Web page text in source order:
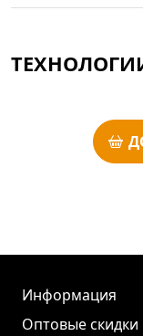
Информация
Оптовые скидки